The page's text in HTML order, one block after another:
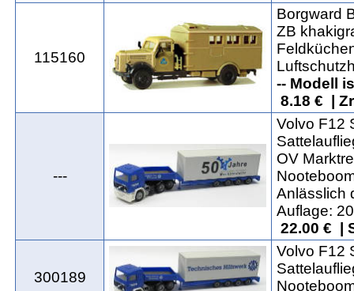
115160
Borgward
ZB
-- Modell
8.18 € |
---
Volvo F12
OV
Anlässlich
Auflage:
22.00 € |
300189
Volvo F12